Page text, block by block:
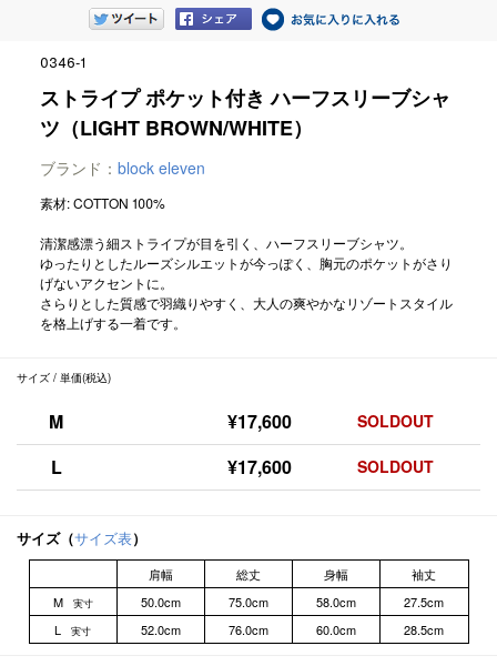
0346-1
ストライプ ポケット付き ハーフスリーブシャ
ツ（LIGHT BROWN/WHITE）
ブランド： block eleven
素材: COTTON 100%
清潔感漂う細ストライプが目を引く、ハーフスリーブシャツ。
ゆったりとしたルーズシルエットが今っぽく、胸元のポケットがさり
げないアクセントに。
さらりとした質感で羽織りやすく、大人の爽やかなリゾートスタイル
を格上げする一着です。
サイズ / 単価(税込)
M ¥17,600 SOLDOUT
L ¥17,600 SOLDOUT
サイズ（サイズ表）
肩幅 総丈 身幅
袖丈
M実寸 50.0cm 75.0cm 58.0cm
27.5cm
L
実寸 52.0cm 76.0cm 60.0cm 28.5cm